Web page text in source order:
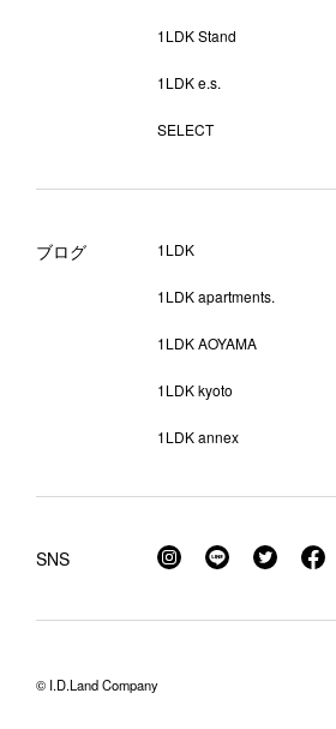
1LDK Stand
1LDK e.s.
SELECT
ブログ 1LDK
1LDK apartments.
1LDK AOYAMA
1LDK kyoto
1LDK annex
SNS
© I.D.Land Company